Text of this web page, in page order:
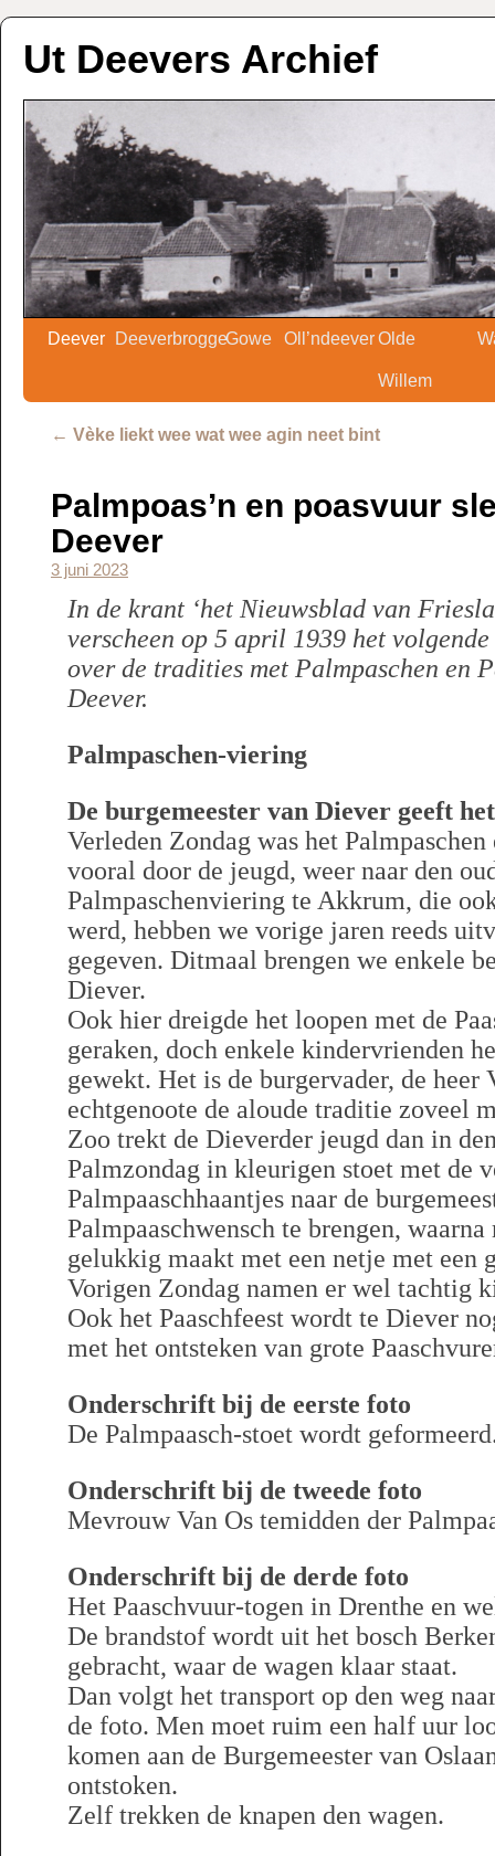
Ut Deevers Archief
Deever DeeverbroggeGowe Oll’ndeeverOlde
Willem
← Vèke liekt wee wat wee agin neet bint
Palmpoas’n en poasvuur
Deever
3 juni 2023
In de krant ‘het Nieuwsblad van
verscheen op 5 april 1939 het
over de tradities met Palmpaschen en
Deever.
Palmpaschen-viering
De burgemeester van Diever geeft
Verleden Zondag was het
vooral door de jeugd, weer naar den
Palmpaschenviering te Akkrum, die
werd, hebben we vorige jaren reeds
gegeven. Ditmaal brengen we enkele
Diever.
Ook hier dreigde het loopen met de
geraken, doch enkele kindervrienden
gewekt. Het is de burgervader, de heer
echtgenoote de aloude traditie zoveel
Zoo trekt de Dieverder jeugd dan in
Palmzondag in kleurigen stoet met de
Palmpaaschhaantjes naar de
Palmpaaschwensch te brengen,
gelukkig maakt met een netje met een
Vorigen Zondag namen er wel tachtig
Ook het Paaschfeest wordt te Diever
met het ontsteken van grote
Onderschrift bij de eerste foto
De Palmpaasch-stoet wordt
Onderschrift bij de tweede foto
Mevrouw Van Os temidden der
Onderschrift bij de derde foto
Het Paaschvuur-togen in Drenthe en
De brandstof wordt uit het bosch
gebracht, waar de wagen klaar staat.
Dan volgt het transport op den weg
de foto. Men moet ruim een half uur
komen aan de Burgemeester van
ontstoken.
Zelf trekken de knapen den wagen.